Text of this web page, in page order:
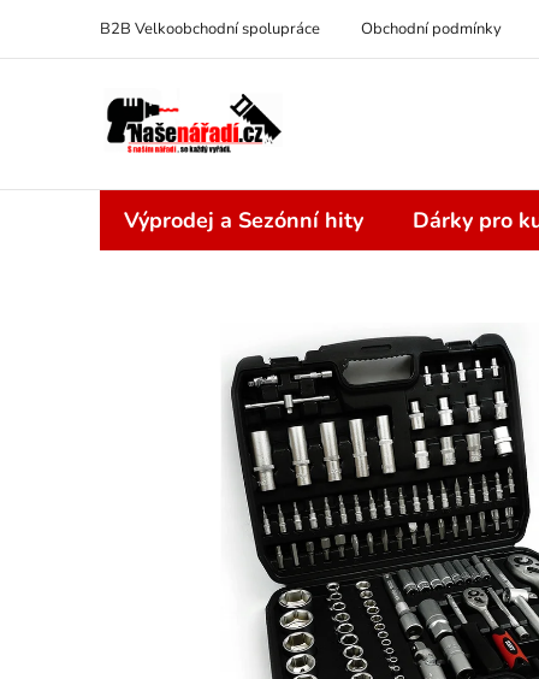
obsah
B2B Velkoobchodní spolupráce Obchodní podmínky
Výprodej a Sezónní hity Dárky pro